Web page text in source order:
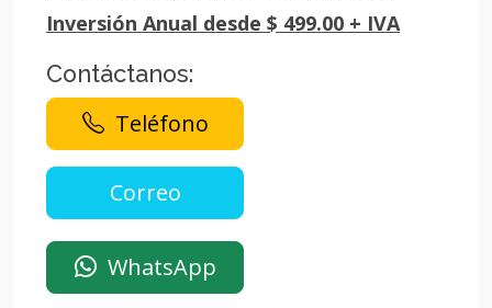
Inversión Anual desde $ 499.00 + IVA
Contáctanos:
Teléfono
WhatsApp